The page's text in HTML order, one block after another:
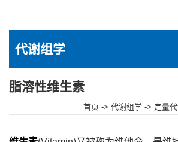
代谢组学
脂溶性维生素
首页 -> 代谢组学 -> 定量